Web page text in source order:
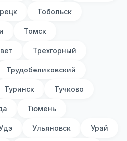
Тобольск
Томск
Трехгорный
Трудобеликовский
Туринск Тучково
Тюмень
Ульяновск Урай